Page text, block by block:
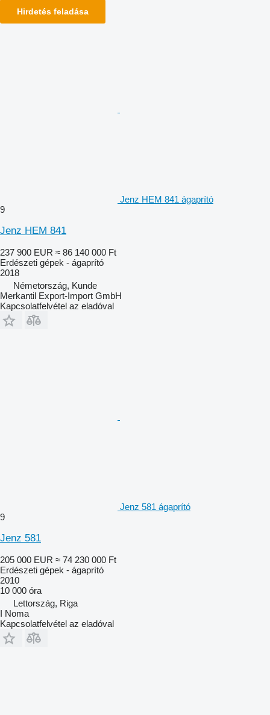
Hirdetés feladása
Jenz HEM 841 ágaprító
9
Jenz HEM 841
237 900 EUR ≈ 86 140 000 Ft
Erdészeti gépek - ágaprító
2018
Németország, Kunde
Merkantil Export-Import GmbH
Kapcsolatfelvétel az eladóval
Jenz 581 ágaprító
9
Jenz 581
205 000 EUR ≈ 74 230 000 Ft
Erdészeti gépek - ágaprító
2010
10 000 óra
Lettország, Riga
I Noma
Kapcsolatfelvétel az eladóval